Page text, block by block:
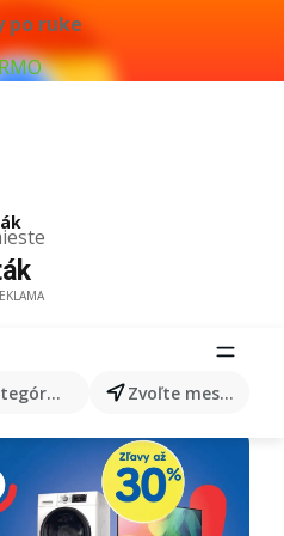
po ruke
produkty... Zvoľte mesto